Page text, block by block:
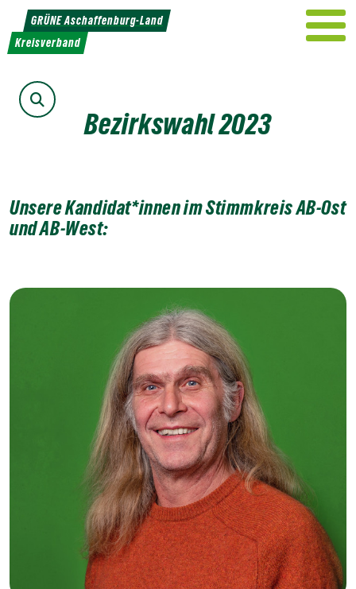
Weiter
zum
Inhalt
GRÜNE Aschaffenburg-Land
Kreisverband
Suche
Bezirkswahl 2023
Unsere Kandidat*innen im Stimmkreis AB-Ost
und AB-West: